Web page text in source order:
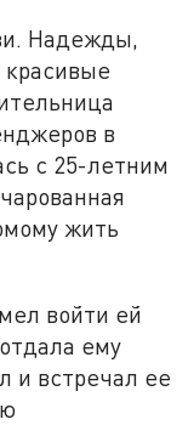
Надежды,
в
с 25-летним
жить
войти ей
ему
и встречал ее